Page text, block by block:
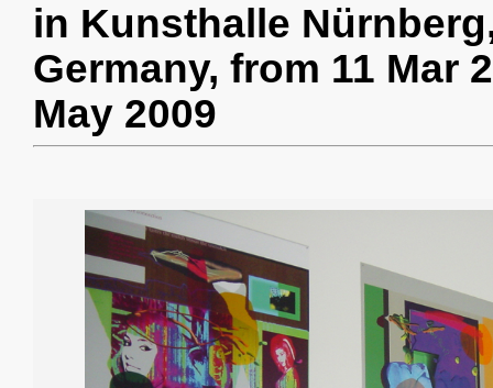
in Kunsthalle Nürnberg
Germany, from 11 Mar
May 2009